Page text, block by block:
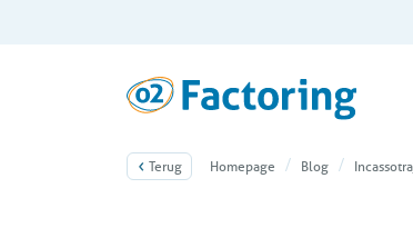
Terug Homepage Blog